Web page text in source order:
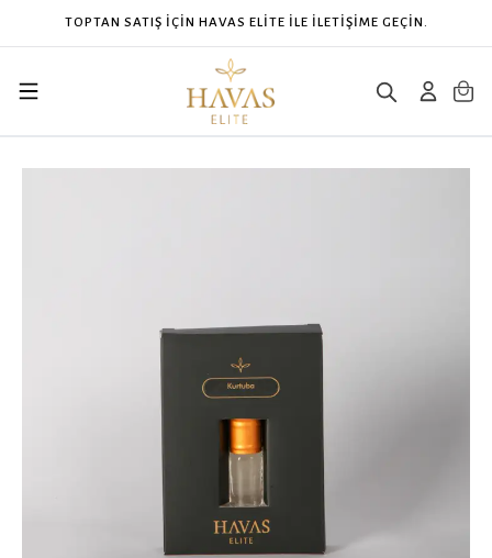
İLETİŞİME GEÇİN. CONTACT HAVAS ELITE